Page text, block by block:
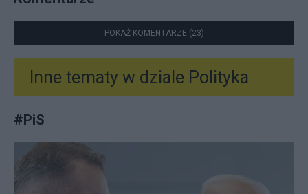
POKAŻ KOMENTARZE (23)
Inne tematy w dziale Polityka
#PiS